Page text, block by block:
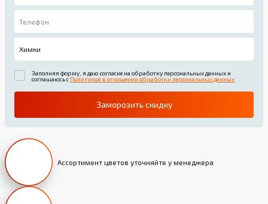
Заполняя форму, я даю согласие на обработку персональных данных и
соглашаюсь с Политикой в отношении обработки персональных данных
Заморозить скидку
Ассортимент цветов уточняйте у менеджера